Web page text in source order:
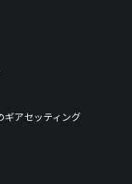
ギアセッティング